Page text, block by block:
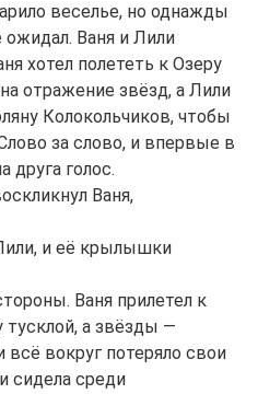
веселье, но однажды
ожидал. Ваня и Лили
хотел полететь к Озеру
отражение звёзд, а Лили
Колокольчиков, чтобы
за слово, и впервые в
друга голос.
Ваня,
и её крылышки
Ваня прилетел к
тусклой, а звёзды —
вокруг потеряло свои
сидела среди